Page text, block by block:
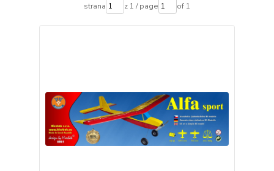
strana z 1 / page of 1